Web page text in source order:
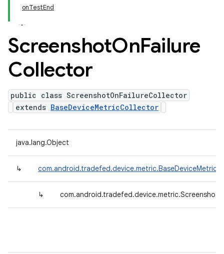
onTestEnd
ScreenshotOnFailure
Collector
public class ScreenshotOnFailureCollector
extends BaseDeviceMetricCollector
java.lang.Object
↳
↳